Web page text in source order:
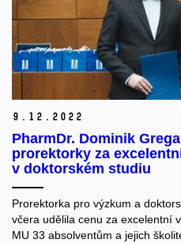
9. 12. 2022
PharmDr. Dominik
prorektorky za
v doktorském studiu
Prorektorka pro výzkum a
včera udělila cenu za excelentní
MU 33 absolventům a jejich